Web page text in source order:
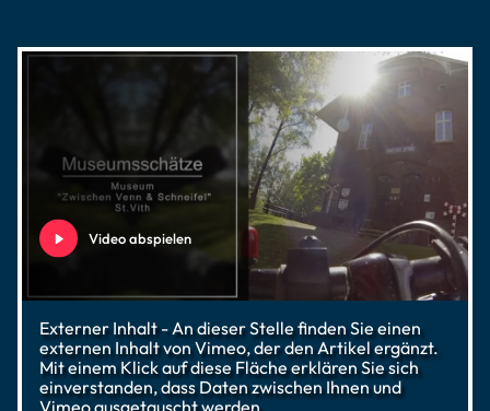
Video abspielen
Externer Inhalt - An dieser Stelle finden Sie einen
externen Inhalt von Vimeo, der den Artikel ergänzt.
Mit einem Klick auf diese Fläche erklären Sie sich
einverstanden, dass Daten zwischen Ihnen und